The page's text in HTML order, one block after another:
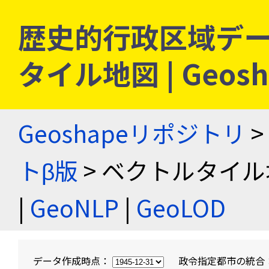
歴史的行政区域デ
タイル地図 |
Geoshapeリポジトリ >
トβ版 > ベクトルタイ
| GeoNLP | GeoLOD
データ作成時点： 政令指定都市の統